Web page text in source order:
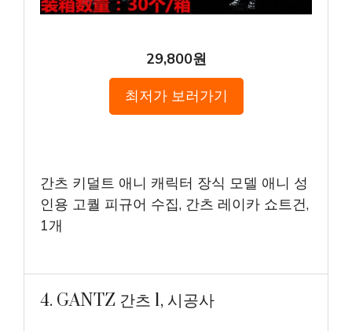
29,800원
최저가 보러가기
간츠 키덜트 애니 캐릭터 장식 모델 애니 성
인용 고퀄 피규어 수집, 간츠 레이카 쇼트건,
1개
4. GANTZ 간츠 1, 시공사